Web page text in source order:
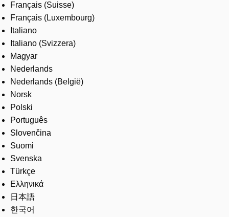
Français (Suisse)
Français (Luxembourg)
Italiano
Italiano (Svizzera)
Magyar
Nederlands
Nederlands (België)
Norsk
Polski
Português
Slovenčina
Suomi
Svenska
Türkçe
Ελληνικά
日本語
한국어